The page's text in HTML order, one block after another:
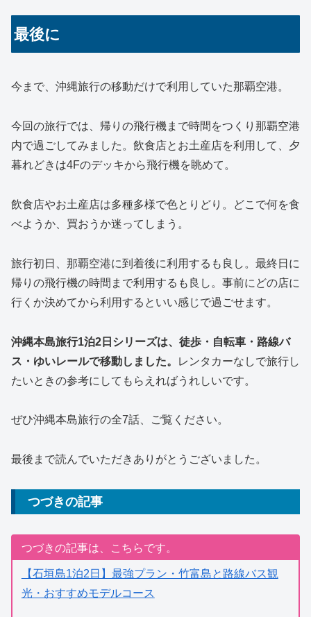
最後に
今まで、沖縄旅行の移動だけで利用していた那覇空港。
今回の旅行では、帰りの飛行機まで時間をつくり那覇空港
内で過ごしてみました。飲食店とお土産店を利用して、夕
暮れどきは4Fのデッキから飛行機を眺めて。
飲食店やお土産店は多種多様で色とりどり。どこで何を食
べようか、買おうか迷ってしまう。
旅行初日、那覇空港に到着後に利用するも良し。最終日に
帰りの飛行機の時間まで利用するも良し。事前にどの店に
行くか決めてから利用するといい感じで過ごせます。
沖縄本島旅行1泊2日シリーズは、徒歩・自転車・路線バ
ス・ゆいレールで移動しました。
レンタカーなしで旅行し
たいときの参考にしてもらえればうれしいです。
ぜひ沖縄本島旅行の全7話、ご覧ください。
最後まで読んでいただきありがとうございました。
つづきの記事
つづきの記事は、こちらです。
【石垣島1泊2日】最強プラン・竹富島と路線バス観
光・おすすめモデルコース